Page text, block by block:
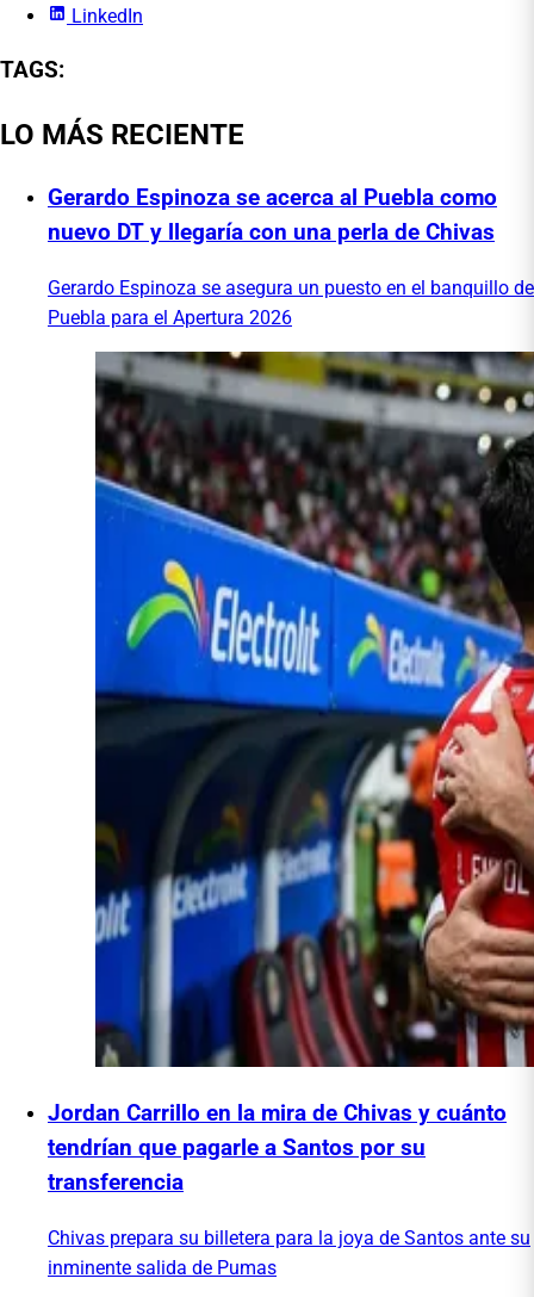
LinkedIn
TAGS:
LO MÁS RECIENTE
Gerardo Espinoza se acerca al Puebla como
nuevo DT y llegaría con una perla de Chivas
Gerardo Espinoza se asegura un puesto en el banquillo de
Puebla para el Apertura 2026
Jordan Carrillo en la mira de Chivas y cuánto
tendrían que pagarle a Santos por su
transferencia
Chivas prepara su billetera para la joya de Santos ante su
inminente salida de Pumas